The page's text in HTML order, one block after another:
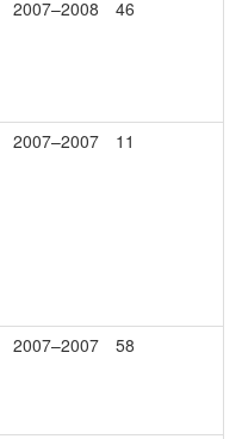
2007–2008 46
2007–2007 11
2007–2007 58